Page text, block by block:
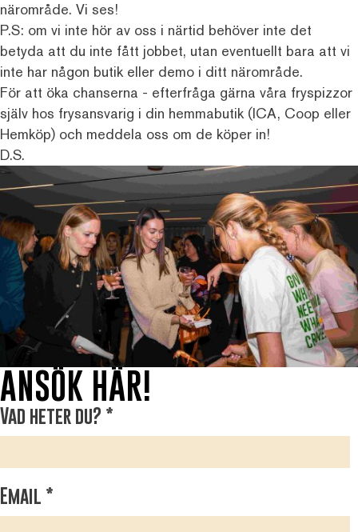
närområde. Vi ses!
P.S: om vi inte hör av oss i närtid behöver inte det
betyda att du inte fått jobbet, utan eventuellt bara att vi
inte har någon butik eller demo i ditt närområde.
För att öka chanserna - efterfråga gärna våra fryspizzor
själv hos frysansvarig i din hemmabutik (ICA, Coop eller
Hemköp) och meddela oss om de köper in!
D.S.
ANSÖK HÄR!
Vad heter du? *
Email *